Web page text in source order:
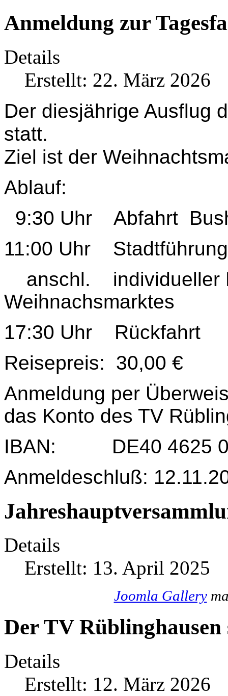
Anmeldung zur
Details
Erstellt: 22. März 2026
Der diesjährige Ausflug
statt.
Ziel ist der
Ablauf:
9:30 Uhr Abfahrt
11:00 Uhr
anschl. individueller
Weihnachsmarktes
17:30 Uhr Rückfahrt
Reisepreis: 30,00 €
Anmeldung per
das Konto des TV
IBAN: DE40 4625
Anmeldeschluß:
Details
Erstellt: 13. April 2025
Joomla Gallery
Der TV
Details
Erstellt: 12. März 2026